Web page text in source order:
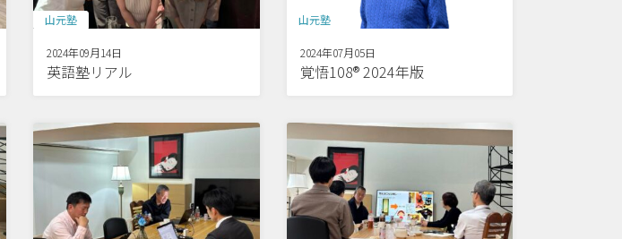
山元塾
2024年09月14日
英語塾リアル
山元塾
2024年07月05日
覚悟108® 2024年版